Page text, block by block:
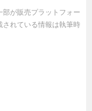
が販売プラットフォー
されている情報は執筆時